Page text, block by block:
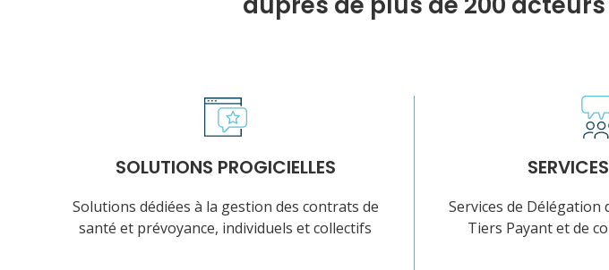
SOLUTIONS PROGICIELLES
Solutions dédiées à la gestion des contrats de
santé et prévoyance, individuels et collectifs
Services de Délégation
Tiers Payant et de